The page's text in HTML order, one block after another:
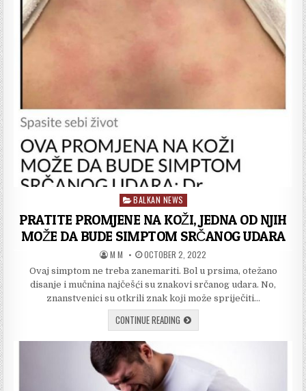
MJESTU
Posted
in
BALKAN NEWS
PRATITE PROMJENE NA KOŽI, JEDNA OD NJIH
MOŽE DA BUDE SIMPTOM SRČANOG UDARA
AUTHOR:
M M PUBLISHED
DATE:
OCTOBER 2, 2022
Ovaj simptom ne treba zanemariti. Bol u prsima, otežano
disanje i mučnina najčešći su znakovi srčanog udara. No,
znanstvenici su otkrili znak koji može spriječiti…
CONTINUE READINGPRATITE
PROMJENE
JEDNA